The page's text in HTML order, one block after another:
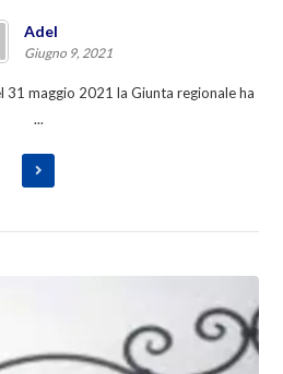
Adel
Giugno 9, 2021
31 maggio 2021 la Giunta regionale ha
...